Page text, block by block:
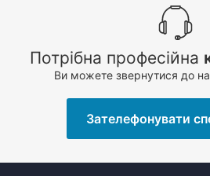
Потрібна професійна
Ви можете звернутися до
Зателефонувати